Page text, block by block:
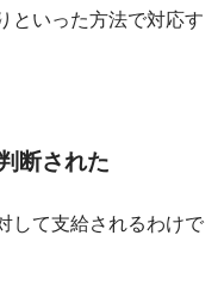
といった方法で対応す
断された
して支給されるわけで